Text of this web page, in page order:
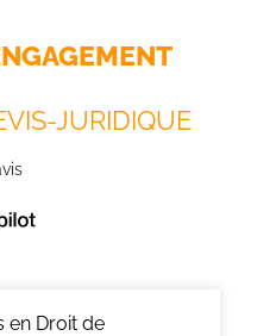
JURIDIQUE
en Droit de